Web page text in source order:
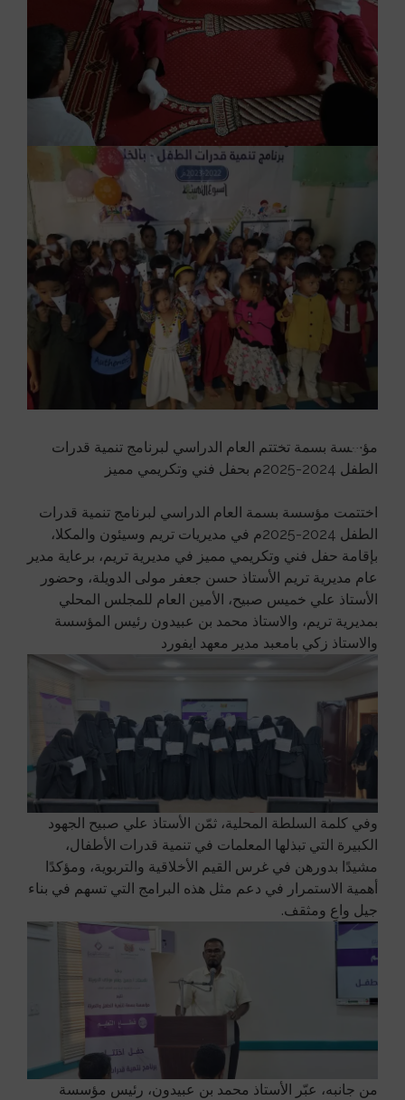
مؤسسة بسمة تختتم العام الدراسي لبرنامج تنمية قدرات
الطفل 2024-2025م بحفل فني وتكريمي مميز
اختتمت مؤسسة بسمة العام الدراسي لبرنامج تنمية قدرات
الطفل 2024-2025م في مديريات تريم وسيئون والمكلا،
بإقامة حفل فني وتكريمي مميز في مديرية تريم، برعاية مدير
عام مديرية تريم الأستاذ حسن جعفر مولى الدويلة، وحضور
الأستاذ علي خميس صبيح، الأمين العام للمجلس المحلي
بمديرية تريم، والاستاذ محمد بن عبيدون رئيس المؤسسة
والاستاذ زكي بامعبد مدير معهد ايفورد
وفي كلمة السلطة المحلية، ثمّن الأستاذ علي صبيح الجهود
الكبيرة التي تبذلها المعلمات في تنمية قدرات الأطفال،
مشيدًا بدورهن في غرس القيم الأخلاقية والتربوية، ومؤكدًا
أهمية الاستمرار في دعم مثل هذه البرامج التي تسهم في بناء
جيل واعٍ ومثقف.
من جانبه، عبّر الأستاذ محمد بن عبيدون، رئيس مؤسسة